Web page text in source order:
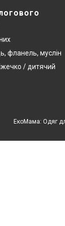
фланель, муслін
/ дитячий